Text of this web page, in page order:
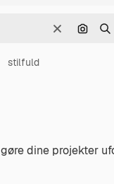
Klar Søg
stilfuld
dine projekter